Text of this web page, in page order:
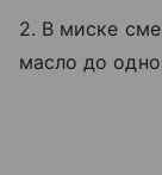
2. В миске
масло до